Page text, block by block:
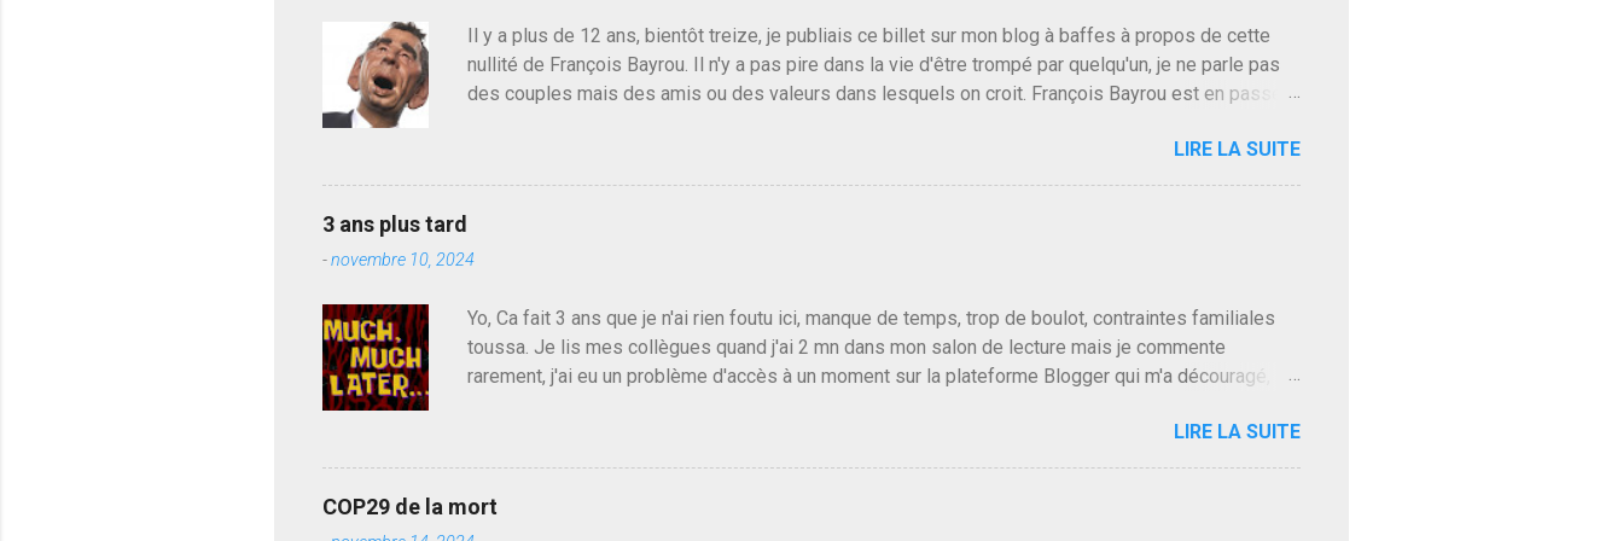
Il y a plus de 12 ans, bientôt treize, je publiais ce billet sur mon blog à baffes à propos de cette
nullité de François Bayrou. Il n'y a pas pire dans la vie d'être trompé par quelqu'un, je ne parle pas
des couples mais des amis ou des valeurs dans lesquels on croit. François Bayrou est en passe
déjà le candidat de la droite molle plus proche de Sarkozy que de Hollande, sinon il serait candidat
du centre de la gauche molle mais quand on écoutait ses discours critiques presque sincères
de l'Assemblée ou du Sénat. Ou assister au débarquement des américains en Normandie. Bayrou
LIRE LA SUITE
3 ans plus tard
-novembre 10, 2024
Yo, Ca fait 3 ans que je n'ai rien foutu ici, manque de temps, trop de boulot, contraintes familiales
toussa. Je lis mes collègues quand j'ai 2 mn dans mon salon de lecture mais je commente
rarement, j'ai eu un problème d'accès à un moment sur la plateforme Blogger qui m'a découragé,
pouvoir, Vlad Poutine qui a déclaré la guerre à l'Europe via l'Ukraine reçoit des troupes de Kim Mes
Couilles Un, Les islamistes de la religion de paix et d'amour déclenchent l'intifada mondiale après
demandait pas plus sont un tantinet excessif . Quelque part je ne peux pas franchement lui en
LIRE LA SUITE
COP29 de la mort